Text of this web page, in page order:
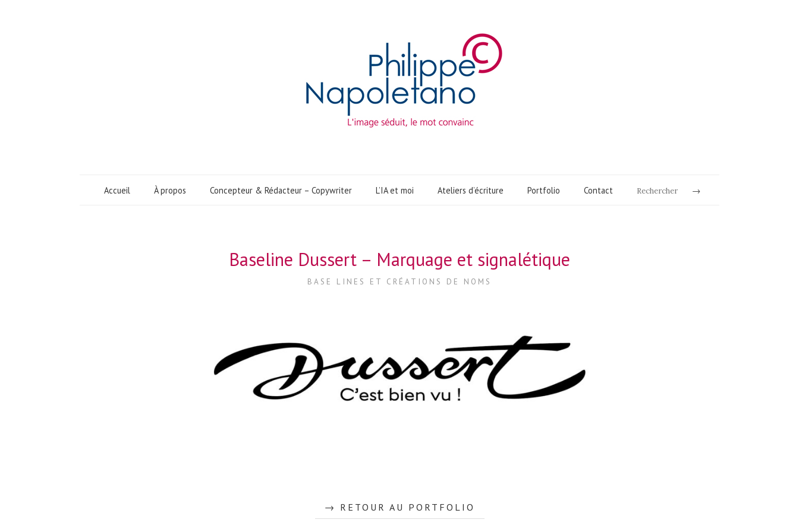
Accueil À propos Concepteur & Rédacteur – Copywriter L’IA et moi Ateliers d’écriture Portfolio Contact Rechercher
Baseline Dussert – Marquage et signalétique
BASE LINES ET CRÉATIONS DE NOMS
RETOUR AU PORTFOLIO